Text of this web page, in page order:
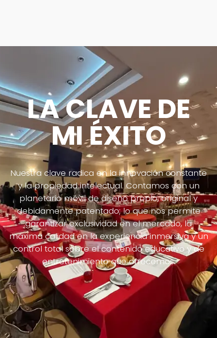
LA CLAVE DE
MI ÉXITO
Nuestra clave radica en la innovación constante
y la propiedad intelectual. Contamos con un
planetario móvil de diseño propio, original y
debidamente patentado; lo que nos permite
garantizar exclusividad en el mercado, la
máxima calidad en la experiencia inmersiva y un
control total sobre el contenido educativo y de
entretenimiento que ofrecemos.